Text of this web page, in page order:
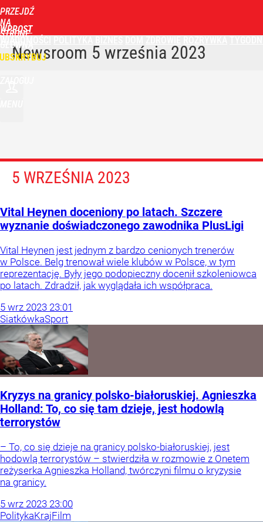
PRZEJDŹ
NA
STRONĘ
GŁÓWNĄ
WPROST
Newsroom 5 września 2023
5 WRZEŚNIA 2023
Vital Heynen doceniony po latach. Szczere
wyznanie doświadczonego zawodnika PlusLigi
Vital Heynen jest jednym z bardzo cenionych trenerów
w Polsce. Belg trenował wiele klubów w Polsce, w tym
reprezentację. Były jego podopieczny docenił szkoleniowca
po latach. Zdradził, jak wyglądała ich współpraca.
5 wrz 2023 23:01
SiatkówkaSport
Kryzys na granicy polsko-białoruskiej. Agnieszka
Holland: To, co się tam dzieje, jest hodowlą
terrorystów
– To, co się dzieje na granicy polsko-białoruskiej, jest
hodowlą terrorystów – stwierdziła w rozmowie z Onetem
reżyserka Agnieszka Holland, twórczyni filmu o kryzysie
na granicy.
5 wrz 2023 23:00
PolitykaKrajFilm